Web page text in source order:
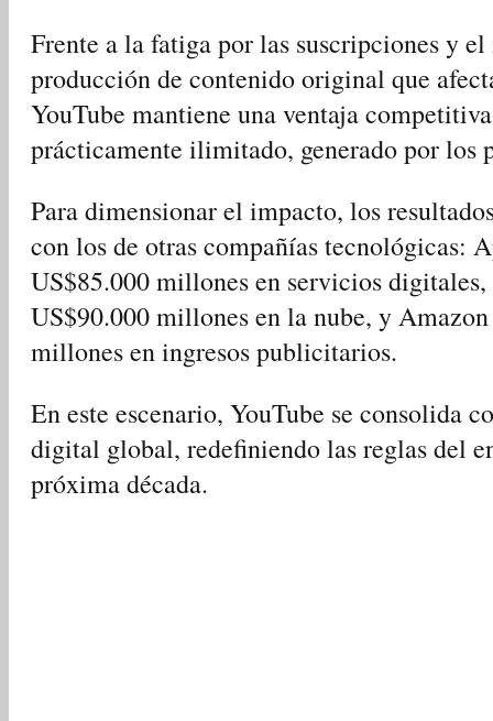
Frente a la fatiga por las suscripciones y
producción de contenido original que
YouTube mantiene una ventaja
prácticamente ilimitado, generado por los
Para dimensionar el impacto, los
con los de otras compañías tecnológicas:
US$85.000 millones en servicios
US$90.000 millones en la nube, y
millones en ingresos publicitarios.
En este escenario, YouTube se consolida
digital global, redefiniendo las reglas del
próxima década.